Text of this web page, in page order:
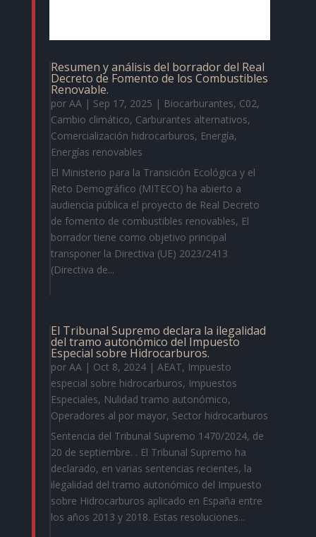
Resumen y análisis del borrador del Real
Decreto de Fomento de los Combustibles
Renovable.
por AA| Sep 17, 2025 | Biocarburantes, C02,
Cambio climático, Carburantes alternativos,
Comercialización hidrocarburos, Energía,
Energías renovables
El Ministerio para la Transición Ecológica y el
Reto Demográfico (MITECO) ha abierto a
audiencia pública el proyecto de Real Decreto
de fomento de combustibles renovables, El
borrador tiene como objetivo principal
transponer la Directiva (UE) 2023/2413
(Directiva de...
El Tribunal Supremo declara la ilegalidad
del tramo autonómico del Impuesto
Especial sobre Hidrocarburos.
por AA| Oct 8, 2024| AEAT, Impuesto
especial sobre hidrocarburos, Impuestos
Especiales, Nulidad tramo autonómico,
Operadores al por mayor, Sector hidrocarburos
Sentencia del Tribunal Supremo 1470/2024, de
20 de septiembre​. . El Tribunal Supremo ha
declarado, en varias sentencias recientes, la
ilegalidad del tramo autonómico del Impuesto
sobre Hidrocarburos aplicado en España entre
los años 2013 y 2018. Estas resoluciones...